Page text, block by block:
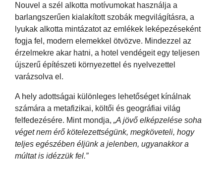
Nouvel a szél alkotta motívumokat használja a
barlangszerűen kialakított szobák megvilágításra, a
lyukak alkotta mintázatot az emlékek leképezéseként
fogja fel, modern elemekkel ötvözve. Mindezzel az
érzelmekre akar hatni, a hotel vendégeit egy teljesen
újszerű építészeti környezettel és nyelvezettel
varázsolva el.
A hely adottságai különleges lehetőséget kínálnak
számára a metafizikai, költői és geográfiai világ
felfedezésére. Mint mondja, „A jövő elképzelése soha
véget nem érő kötelezettségünk, megköveteli, hogy
teljes egészében éljünk a jelenben, ugyanakkor a
múltat is idézzük fel.”